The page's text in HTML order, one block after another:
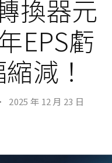
換器元
EPS虧
減！
· 2025 年 12 月 23 日